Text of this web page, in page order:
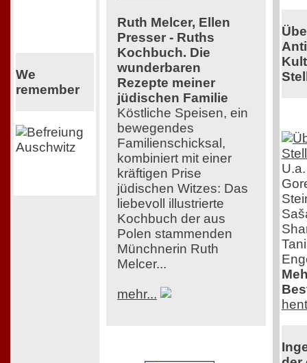
We
remember
Ruth Melcer, Ellen
Presser - Ruths
Kochbuch. Die
wunderbaren
Rezepte meiner
jüdischen Familie
Köstliche Speisen, ein
bewegendes
Familienschicksal,
kombiniert mit einer
kräftigen Prise
jüdischen Witzes: Das
liebevoll illustrierte
Kochbuch der aus
Polen stammenden
Münchnerin Ruth
Melcer...
mehr...